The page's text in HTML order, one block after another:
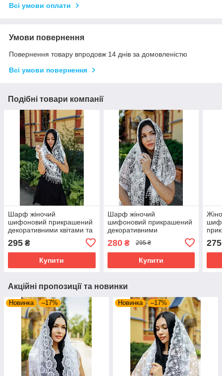
Всі умови оплати
Умови повернення
Повернення товару впродовж 14 днів за домовленістю
Всі умови повернення
Подібні товари компанії
Шарф жіночий
шифоновий прикрашений
декоративними квітами та
візерунками з блискітками
колір білий
295 ₴
Купити
Шарф жіночий
шифоновий прикрашений
декоративними
листочками та блискітками
280₴ 295 ₴
Купити
275
Акційні пропозиції та новинки
Новинка –17% Новинка –17%